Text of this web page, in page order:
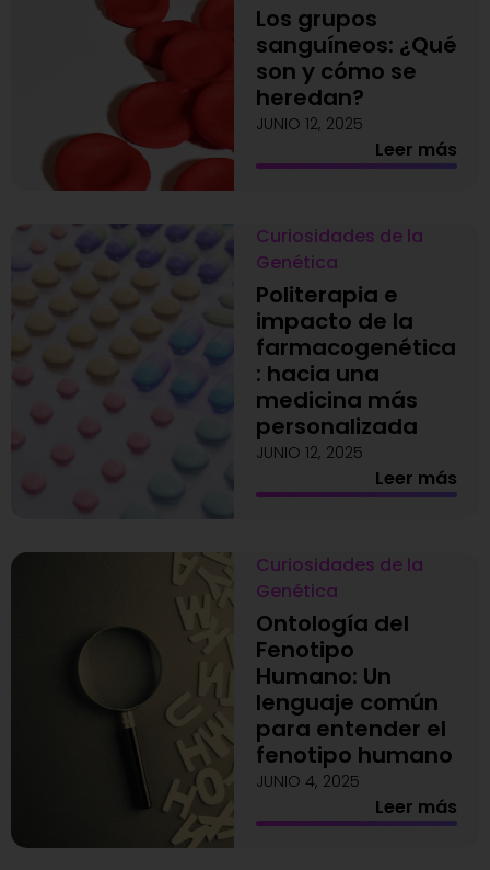
Los grupos
sanguíneos: ¿Qué
son y cómo se
heredan?
JUNIO 12, 2025
Leer más
Curiosidades de la
Genética
Politerapia e
impacto de la
farmacogenética
: hacia una
medicina más
personalizada
JUNIO 12, 2025
Leer más
Curiosidades de la
Genética
Ontología del
Fenotipo
Humano: Un
lenguaje común
para entender el
fenotipo humano
JUNIO 4, 2025
Leer más